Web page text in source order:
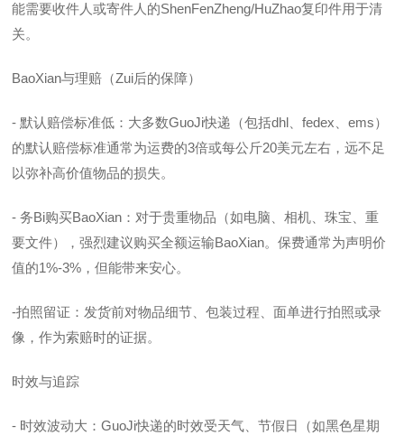
能需要收件人或寄件人的ShenFenZheng/HuZhao复印件用于清
关。
BaoXian与理赔（Zui后的保障）
- 默认赔偿标准低：大多数GuoJi快递（包括dhl、fedex、ems）
的默认赔偿标准通常为运费的3倍或每公斤20美元左右，远不足
以弥补高价值物品的损失。
- 务Bi购买BaoXian：对于贵重物品（如电脑、相机、珠宝、重
要文件），强烈建议购买全额运输BaoXian。保费通常为声明价
值的1%-3%，但能带来安心。
-拍照留证：发货前对物品细节、包装过程、面单进行拍照或录
像，作为索赔时的证据。
时效与追踪
- 时效波动大：GuoJi快递的时效受天气、节假日（如黑色星期